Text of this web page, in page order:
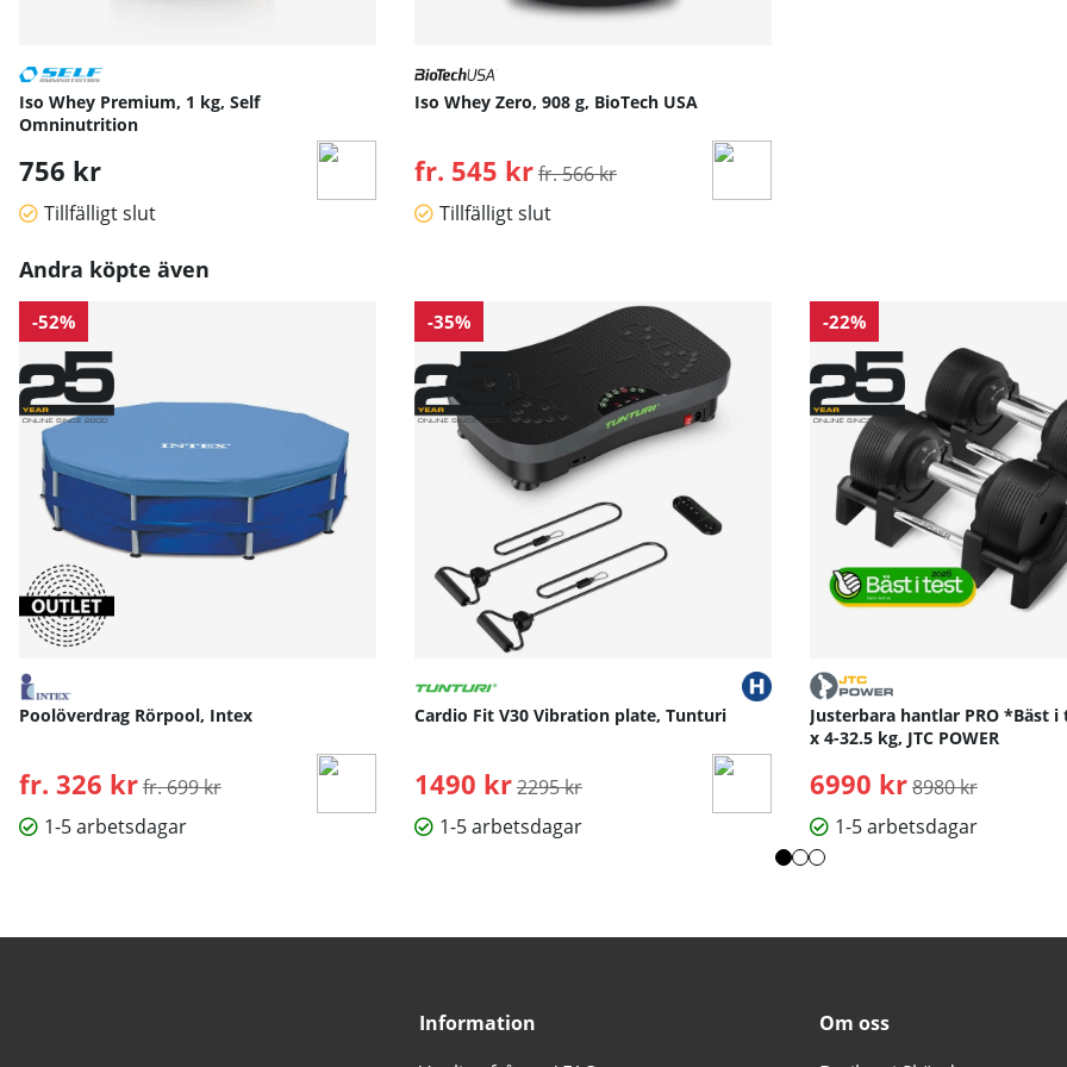
Iso Whey Premium, 1 kg, Self
Omninutrition
756 kr
Tillfälligt slut
Iso Whey Zero, 908 g, BioTech USA
fr. 545 krOrdinarie pris:
fr. 566 kr
Tillfälligt slut
Andra köpte även
-52%
Poolöverdrag Rörpool, Intex
fr. 326 krOrdinarie pris:
fr. 699 kr
1-5 arbetsdagar
-35%
Cardio Fit V30 Vibration plate, Tunturi
1490 kr Ordinarie pris:
2295 kr
1-5 arbetsdagar
-22%
Justerbara hantlar PRO *Bäst i
x 4-32.5 kg, JTC POWER
6990 kr Ordinarie pris:
8980 kr
1-5 arbetsdagar
Information
Om oss